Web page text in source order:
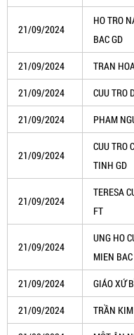
21/09/2024
HO TRO
BAC GD
21/09/2024
TRAN
21/09/2024
CUU TRO
21/09/2024
PHAM
21/09/2024
CUU TRO
TINH GD
21/09/2024
TERESA
FT
21/09/2024
UNG HO
MIEN
21/09/2024
GIÁO XỨ
21/09/2024
TRẦN